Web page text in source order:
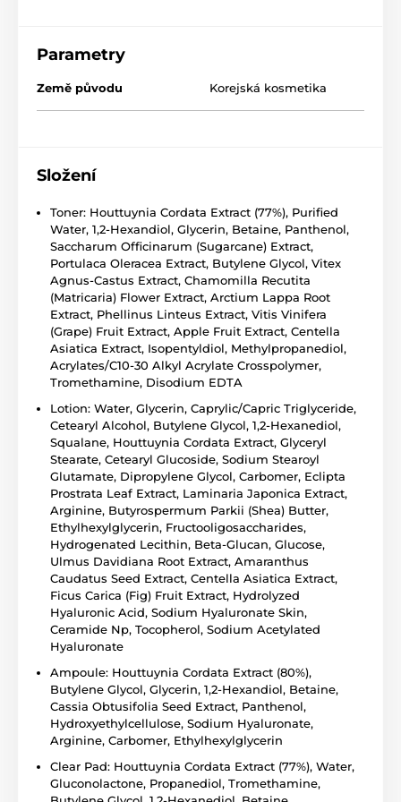
Parametry
Země původu Korejská kosmetika
Složení
Toner: Houttuynia Cordata Extract (77%), Purified
Water, 1,2-Hexandiol, Glycerin, Betaine, Panthenol,
Saccharum Officinarum (Sugarcane) Extract,
Portulaca Oleracea Extract, Butylene Glycol, Vitex
Agnus-Castus Extract, Chamomilla Recutita
(Matricaria) Flower Extract, Arctium Lappa Root
Extract, Phellinus Linteus Extract, Vitis Vinifera
(Grape) Fruit Extract, Apple Fruit Extract, Centella
Asiatica Extract, Isopentyldiol, Methylpropanediol,
Acrylates/C10-30 Alkyl Acrylate Crosspolymer,
Tromethamine, Disodium EDTA
Lotion: Water, Glycerin, Caprylic/Capric Triglyceride,
Cetearyl Alcohol, Butylene Glycol, 1,2-Hexanediol,
Squalane, Houttuynia Cordata Extract, Glyceryl
Stearate, Cetearyl Glucoside, Sodium Stearoyl
Glutamate, Dipropylene Glycol, Carbomer, Eclipta
Prostrata Leaf Extract, Laminaria Japonica Extract,
Arginine, Butyrospermum Parkii (Shea) Butter,
Ethylhexylglycerin, Fructooligosaccharides,
Hydrogenated Lecithin, Beta-Glucan, Glucose,
Ulmus Davidiana Root Extract, Amaranthus
Caudatus Seed Extract, Centella Asiatica Extract,
Ficus Carica (Fig) Fruit Extract, Hydrolyzed
Hyaluronic Acid, Sodium Hyaluronate Skin,
Ceramide Np, Tocopherol, Sodium Acetylated
Hyaluronate
Ampoule: Houttuynia Cordata Extract (80%),
Butylene Glycol, Glycerin, 1,2-Hexandiol, Betaine,
Cassia Obtusifolia Seed Extract, Panthenol,
Hydroxyethylcellulose, Sodium Hyaluronate,
Arginine, Carbomer, Ethylhexylglycerin
Clear Pad: Houttuynia Cordata Extract (77%), Water,
Gluconolactone, Propanediol, Tromethamine,